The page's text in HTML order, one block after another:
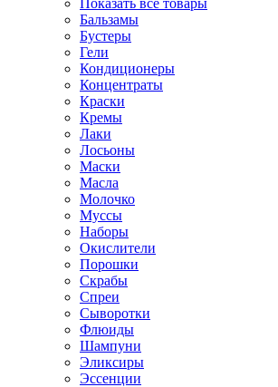
Показать все товары
Бальзамы
Бустеры
Гели
Кондиционеры
Концентраты
Краски
Кремы
Лаки
Лосьоны
Маски
Масла
Молочко
Муссы
Наборы
Окислители
Порошки
Скрабы
Спреи
Сыворотки
Флюиды
Шампуни
Эликсиры
Эссенции